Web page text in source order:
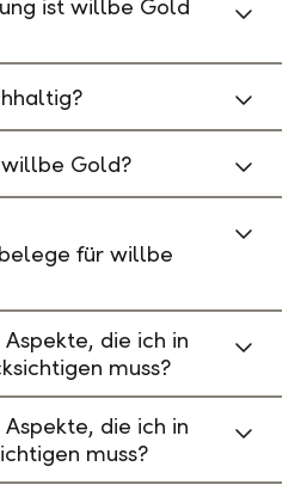
ist willbe Gold
Gold?
für willbe
die ich in
muss?
die ich in
muss?